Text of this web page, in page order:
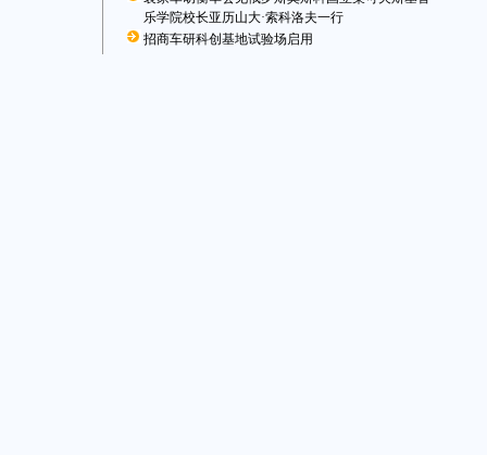
乐学院校长亚历山大·索科洛夫一行
招商车研科创基地试验场启用